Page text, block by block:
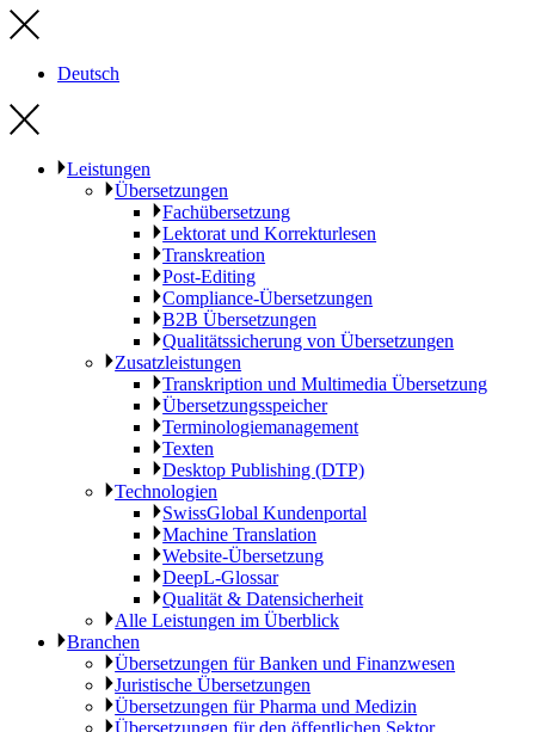
Deutsch
Leistungen
Übersetzungen
Fachübersetzung
Lektorat und Korrekturlesen
Transkreation
Post-Editing
Compliance-Übersetzungen
B2B Übersetzungen
Qualitätssicherung von Übersetzungen
Zusatzleistungen
Transkription und Multimedia Übersetzung
Übersetzungsspeicher
Terminologiemanagement
Texten
Desktop Publishing (DTP)
Technologien
SwissGlobal Kundenportal
Machine Translation
Website-Übersetzung
DeepL-Glossar
Qualität & Datensicherheit
Alle Leistungen im Überblick
Branchen
Übersetzungen für Banken und Finanzwesen
Juristische Übersetzungen
Übersetzungen für Pharma und Medizin
Übersetzungen für den öffentlichen Sektor